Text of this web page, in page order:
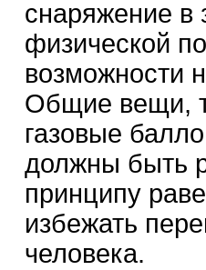
снаряжение в
физической
возможности
Общие вещи,
газовые
должны быть
принципу
избежать
человека.